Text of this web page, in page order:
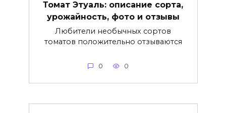
Томат Этуаль: описание сорта,
урожайность, фото и отзывы
Любители необычных сортов
томатов положительно отзываются
0 0